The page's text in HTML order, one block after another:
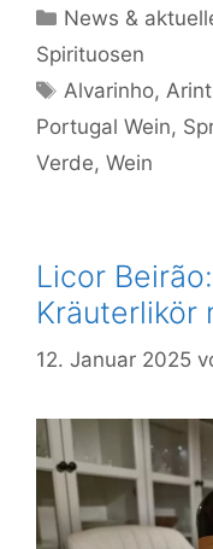
Kategorien
News &
Spirituosen
Schlagwörter
Alvarinho,
Portugal Wein,
Verde, Wein
Licor
Kräuterlikör
12. Januar 2025